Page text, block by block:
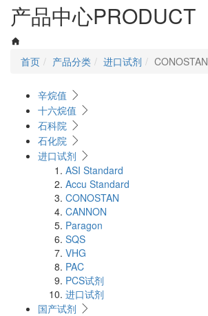
产品中心PRODUCT
首页 产品分类 进口试剂 CONOSTAN
辛烷值
十六烷值
石科院
石化院
进口试剂
ASI Standard
Accu Standard
CONOSTAN
CANNON
Paragon
SQS
VHG
PAC
PCS试剂
进口试剂
国产试剂